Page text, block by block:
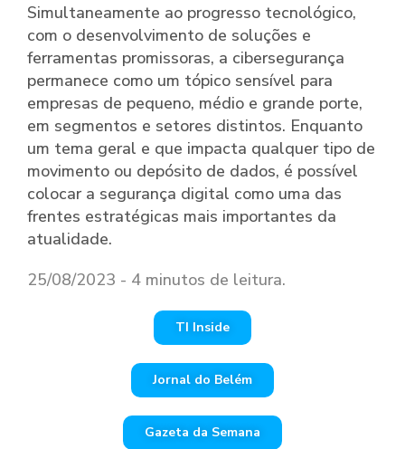
Simultaneamente ao progresso tecnológico,
com o desenvolvimento de soluções e
ferramentas promissoras, a cibersegurança
permanece como um tópico sensível para
empresas de pequeno, médio e grande porte,
em segmentos e setores distintos. Enquanto
um tema geral e que impacta qualquer tipo de
movimento ou depósito de dados, é possível
colocar a segurança digital como uma das
frentes estratégicas mais importantes da
atualidade.
25/08/2023 - 4 minutos de leitura.
TI Inside
Jornal do Belém
Gazeta da Semana